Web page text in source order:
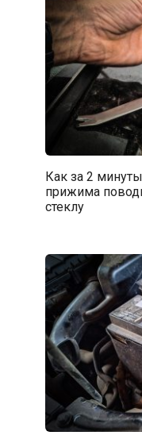
Как за 2
прижима
стеклу